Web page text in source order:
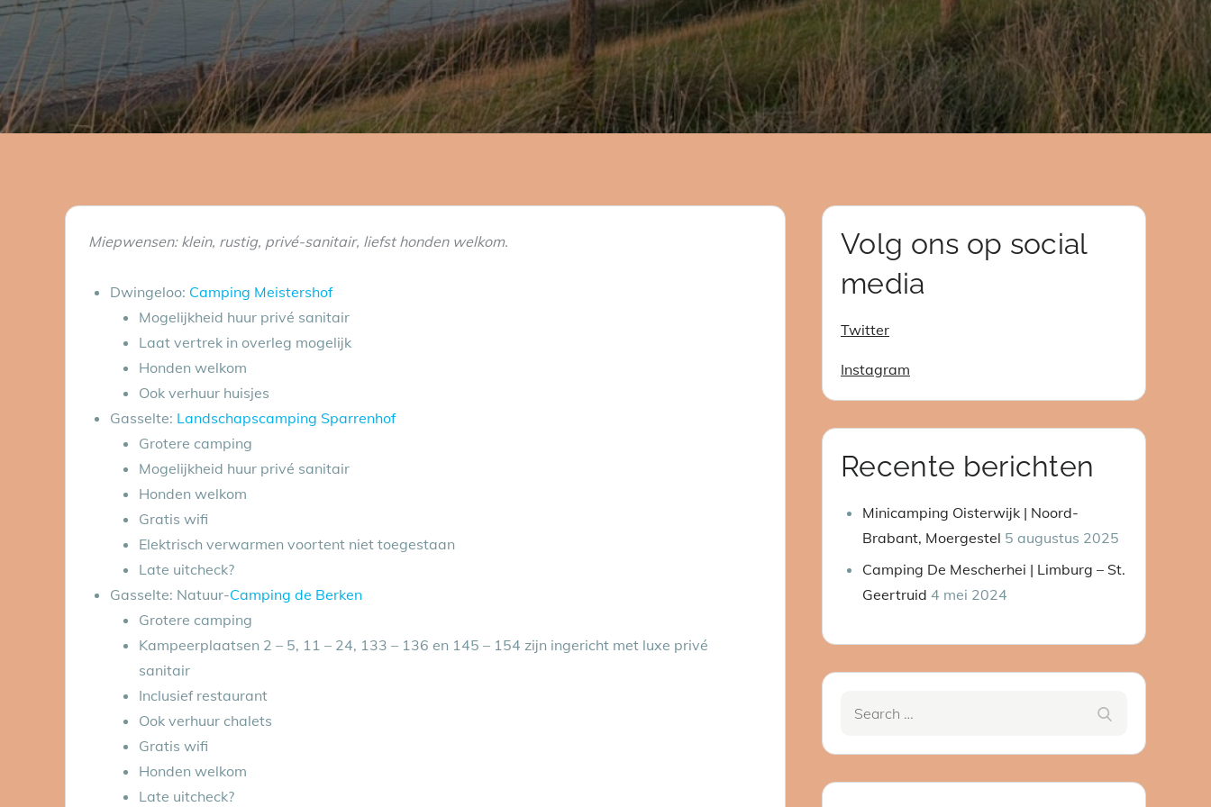
Miepwensen: klein, rustig, privé-sanitair, liefst honden welkom.
Dwingeloo: Camping Meistershof
Mogelijkheid huur privé sanitair
Laat vertrek in overleg mogelijk
Honden welkom
Ook verhuur huisjes
Gasselte: Landschapscamping Sparrenhof
Grotere camping
Mogelijkheid huur privé sanitair
Honden welkom
Gratis wifi
Elektrisch verwarmen voortent niet toegestaan
Late uitcheck?
Gasselte: Natuur-Camping de Berken
Grotere camping
Kampeerplaatsen 2 – 5, 11 – 24, 133 – 136 en 145 – 154 zijn ingericht met luxe privé
sanitair
Inclusief restaurant
Ook verhuur chalets
Gratis wifi
Honden welkom
Late uitcheck?
Volg ons op social
media
Twitter
Instagram
Recente berichten
Minicamping Oisterwijk | Noord-
Brabant, Moergestel 5 augustus 2025
Camping De Mescherhei | Limburg – St.
Geertruid 4 mei 2024